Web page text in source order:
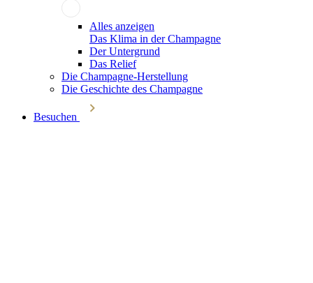
Alles anzeigen
Das Klima in der Champagne
Der Untergrund
Das Relief
Die Champagne-Herstellung
Die Geschichte des Champagne
Besuchen